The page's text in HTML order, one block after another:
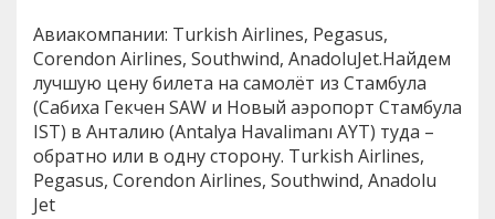
Авиакомпании: Turkish Airlines, Pegasus,
Corendon Airlines, Southwind, AnadoluJet.Найдем
лучшую цену билета на самолёт из Стамбула
(Сабиха Гекчен SAW и Новый аэропорт Стамбула
IST) в Анталию (Antalya Havalimanı AYT) туда –
обратно или в одну сторону. Turkish Airlines,
Pegasus, Corendon Airlines, Southwind, Anadolu
Jet